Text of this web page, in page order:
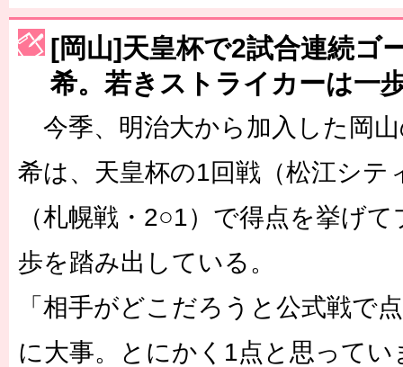
［3230号］世界一への夢は終わらない
［3223号］一丸。日本出陣
［3222号］史上最大のW杯開幕 注目は「個」
長谷川 アーリアジャスールさんがシンポジウム「気候変動から命
[岡山]天皇杯で2試合連続ゴ
希。若きストライカーは一
今季、明治大から加入した岡
希は、天皇杯の1回戦（松江シテ
（札幌戦・2○1）で得点を挙げ
歩を踏み出している。
「相手がどこだろうと公式戦で
に大事。とにかく1点と思って